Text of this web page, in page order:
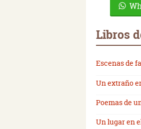
Libros
Escenas de
Un extraño
Poemas de
Un lugar en